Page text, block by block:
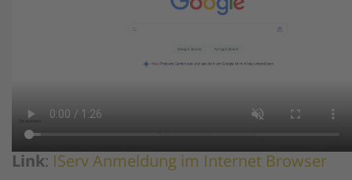
Link: IServ Anmeldung im Internet Browser